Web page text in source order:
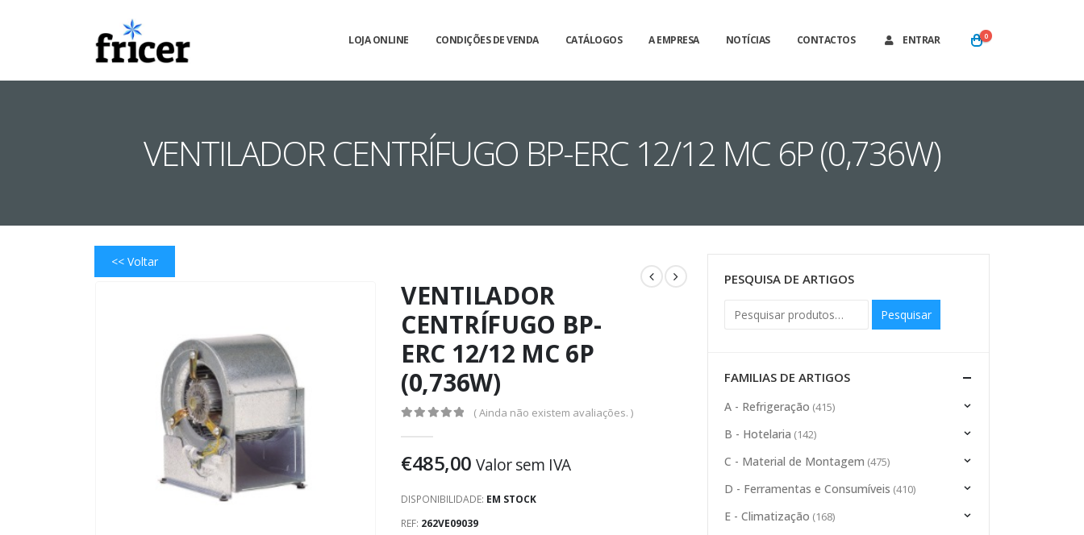
LOJA ONLINE CONDIÇÕES DE VENDA CATÁLOGOS A EMPRESA NOTÍCIAS CONTACTOS ENTRAR 0
VENTILADOR CENTRÍFUGO BP-ERC 12/12 MC 6P (0,736W)
<< Voltar
VENTILADOR
CENTRÍFUGO BP-
ERC 12/12 MC 6P
(0,736W)
( Ainda não existem avaliações. )
€485,00 Valor sem IVA
DISPONIBILIDADE: EM STOCK
REF: 262VE09039
PESQUISA DE ARTIGOS
Pesquisar
FAMILIAS DE ARTIGOS
A - Refrigeração (415)
B - Hotelaria (142)
C - Material de Montagem (475)
D - Ferramentas e Consumíveis (410)
E - Climatização (168)